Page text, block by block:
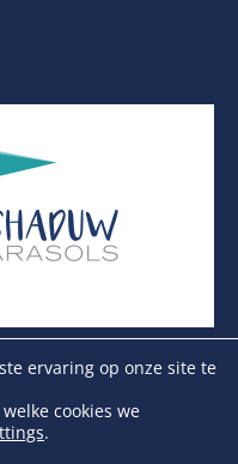
2026. Alle Rechten
ervaring op onze site te
cookies we
.